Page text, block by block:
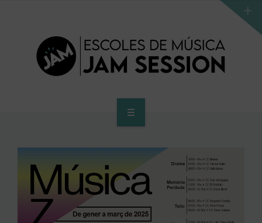
SCHOOL
ACCES PROGRAM TO HIGHER SCHOOL